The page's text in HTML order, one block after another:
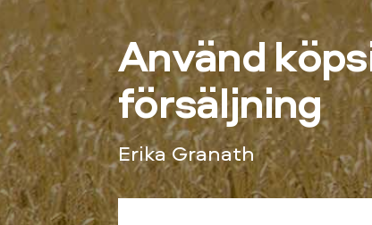
Använd
försäljning
Erika Granath